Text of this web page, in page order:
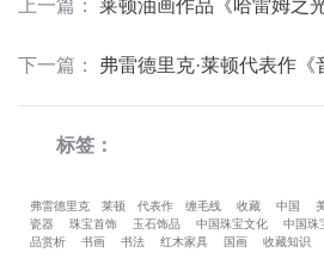
上一篇 ： 莱顿油画作品《哈雷姆之光
下一篇 ： 弗雷德里克·莱顿代表作《
标签：
弗雷德里克 莱顿 代表作 缠毛线 收藏 中国
瓷器
珠宝首饰 玉石饰品 中国珠宝文化 中国珠
品赏析
书画 书法 红木家具 国画 收藏知识